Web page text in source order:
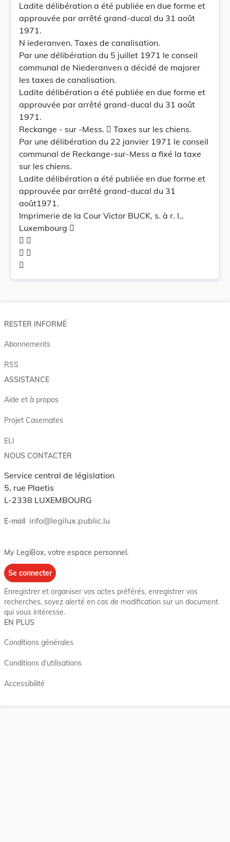
Ladite délibération a été publiée en due forme et
approuvée par arrêté grand-ducal du 31 août
1971.
N iederanven. Taxes de canalisation.
Par une délibération du 5 juillet 1971 le conseil
communal de Niederanven a décidé de majorer
les taxes de canalisation.
Ladite délibération a été publiée en due forme et
approuvée par arrêté grand-ducal du 31 août
1971.
Reckange - sur -Mess.  Taxes sur les chiens.
Par une délibération du 22 janvier 1971 le conseil
communal de Reckange-sur-Mess a fixé la taxe
sur les chiens.
Ladite délibération a été publiée en due forme et
approuvée par arrêté grand-ducal du 31
août1971.
Imprimerie de la Cour Victor BUCK, s. à r. l.,
Luxembourg 
 
 

RESTER INFORMÉ
Abonnements
RSS
ASSISTANCE
Aide et à propos
Projet Casemates
ELI
NOUS CONTACTER
Service central de législation
5, rue Plaetis
L-2338 LUXEMBOURG
E-mail info@legilux.public.lu
My LegiBox, votre espace personnel.
Se connecter
Enregistrer et organiser vos actes préférés, enregistrer vos
recherches, soyez alerté en cas de modification sur un document
qui vous intéresse.
EN PLUS
Conditions générales
Conditions d’utilisations
Accessibilité